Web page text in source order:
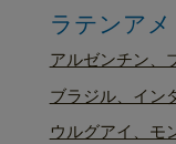
ラテンアメ
アルゼンチン、
ブラジル、イン
ウルグアイ、モ